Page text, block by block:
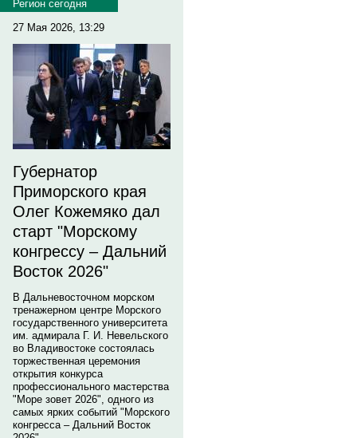
Регион сегодня
27 Мая 2026, 13:29
Губернатор
Приморского края
Олег Кожемяко дал
старт "Морскому
конгрессу – Дальний
Восток 2026"
В Дальневосточном морском
тренажерном центре Морского
государственного университета
им. адмирала Г. И. Невельского
во Владивостоке состоялась
торжественная церемония
открытия конкурса
профессионального мастерства
"Море зовет 2026", одного из
самых ярких событий "Морского
конгресса – Дальний Восток